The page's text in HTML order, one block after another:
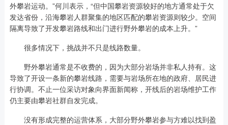
外攀岩运动。”何川表示，“但中国攀岩资源较好的地方通常处于欠
发达省份，沿海攀岩人群聚集的地区匹配的攀岩资源则较少。空间
隔离导致了开发攀岩路线和出门进行野外攀岩的成本上升。”
很多情况下，挑战并不只是线路数量。
野外攀岩通常是不收费的，因为大部分岩场并非私人持有。这
导致了开设一条新的攀岩线路，需要与岩场所在地的政府、居民进
行协调。不止一位采访对象向界面新闻称，开线后的岩场维护工作
仍主要由攀岩社群自发完成。
没有形成完整的运营体系，大部分野外攀岩参与方难以找到盈